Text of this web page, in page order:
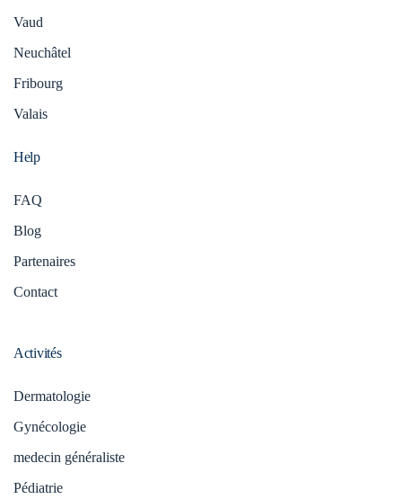
Vaud
Neuchâtel
Fribourg
Valais
Help
FAQ
Blog
Partenaires
Contact
Activités
Dermatologie
Gynécologie
medecin généraliste
Pédiatrie